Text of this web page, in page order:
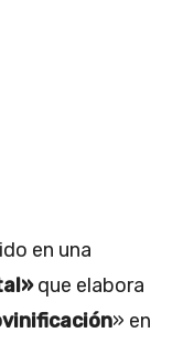
en una
que elabora
» en